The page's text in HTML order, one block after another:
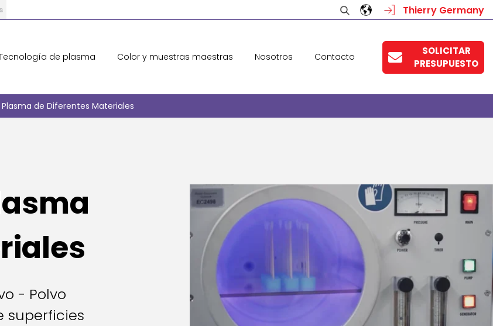
Thierry Germany
de plasma Color y muestras maestras Nosotros Contacto
SOLICITAR
PRESUPUESTO
de Diferentes Materiales
- Polvo
superficies